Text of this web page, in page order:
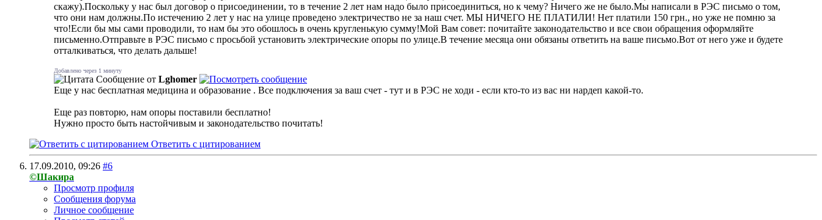
скажу).Поскольку у нас был договор о присоединении, то в течение 2 лет нам надо было присоединиться, но к чему? Ничего же не было.Мы написали в РЭС письмо о том,
что они нам должны.По истечению 2 лет у нас на улице проведено электричество не за наш счет. МЫ НИЧЕГО НЕ ПЛАТИЛИ! Нет платили 150 грн., но уже не помню за
что!Если бы мы сами проводили, то нам бы это обошлось в очень кругленькую сумму!Мой Вам совет: почитайте законодательство и все свои обращения оформляйте
письменно.Отправьте в РЭС письмо с просьбой установить электрические опоры по улице.В течение месяца они обязаны ответить на ваше письмо.Вот от него уже и будете
отталкиваться, что делать дальше!
Добавлено через 1 минуту
Сообщение от Lghomer
Еще у нас бесплатная медицина и образование . Все подключения за ваш счет - тут и в РЭС не ходи - если кто-то из вас ни нардеп какой-то.
Еще раз повторю, нам опоры поставили бесплатно!
Нужно просто быть настойчивым и законодательство почитать!
Ответить с цитированием
17.09.2010, 09:26 #6
©Шакира
Просмотр профиля
Сообщения форума
Личное сообщение